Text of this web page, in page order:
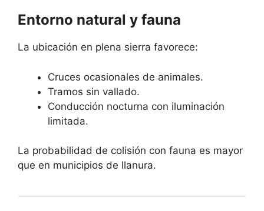
Entorno natural y fauna
La ubicación en plena sierra favorece:
Cruces ocasionales de animales.
Tramos sin vallado.
Conducción nocturna con iluminación
limitada.
La probabilidad de colisión con fauna es mayor
que en municipios de llanura.